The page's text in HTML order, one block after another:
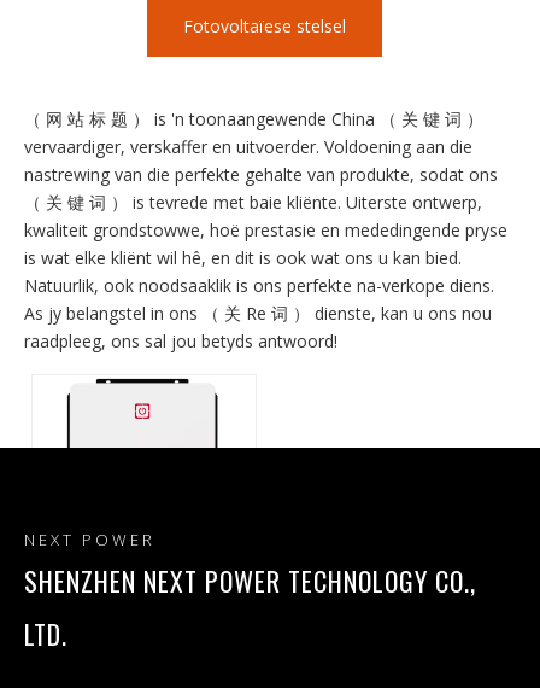
Fotovoltaïese stelsel
（ 网 站 标 题 ） is 'n toonaangewende China （ 关 键 词 ）
vervaardiger, verskaffer en uitvoerder. Voldoening aan die
nastrewing van die perfekte gehalte van produkte, sodat ons
（ 关 键 词 ） is tevrede met baie kliënte. Uiterste ontwerp,
kwaliteit grondstowwe, hoë prestasie en mededingende pryse
is wat elke kliënt wil hê, en dit is ook wat ons u kan bied.
Natuurlik, ook noodsaaklik is ons perfekte na-verkope diens.
As jy belangstel in ons （ 关 Re 词 ） dienste, kan u ons nou
raadpleeg, ons sal jou betyds antwoord!
Fabriek direkte verkope
Sonkrag-omskakelaar Victor
NEXT POWER
SHENZHEN NEXT POWER TECHNOLOGY CO.,
LTD.